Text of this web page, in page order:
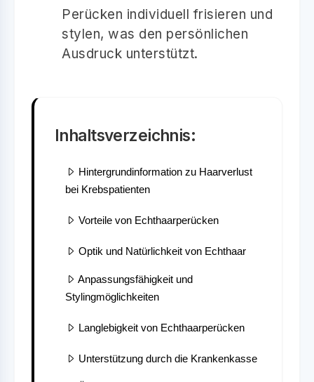
Perücken individuell frisieren und
stylen, was den persönlichen
Ausdruck unterstützt.
Inhaltsverzeichnis:
Hintergrundinformation zu Haarverlust
bei Krebspatienten
Vorteile von Echthaarperücken
Optik und Natürlichkeit von Echthaar
Anpassungsfähigkeit und
Stylingmöglichkeiten
Langlebigkeit von Echthaarperücken
Unterstützung durch die Krankenkasse